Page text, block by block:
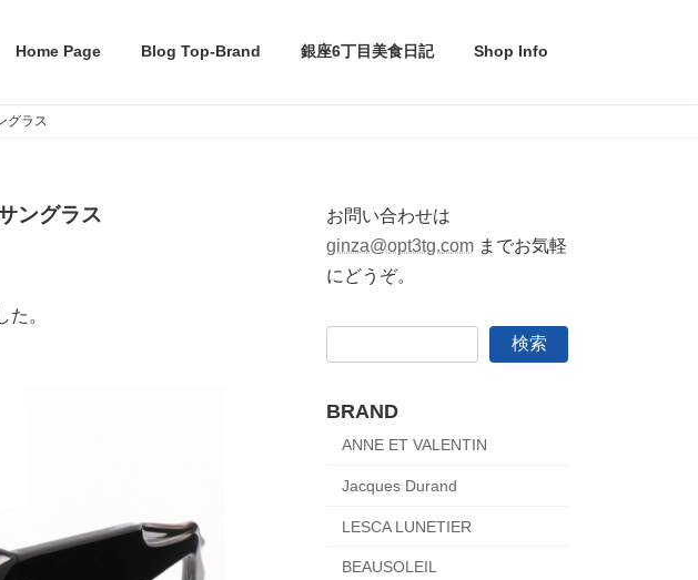
Home Page Blog Top-Brand 銀座6丁目美食日記 Shop Info
グラス
ングラス
。
お問い合わせは
ginza@opt3tg.comまでお気軽
にどうぞ。
検索
BRAND
ANNE ET VALENTIN
Jacques Durand
LESCA LUNETIER
BEAUSOLEIL